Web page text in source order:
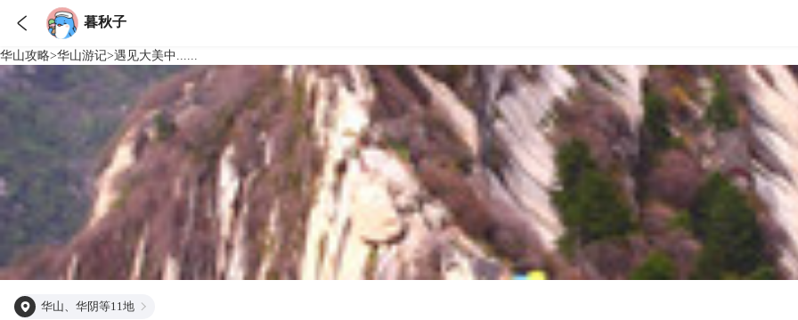
 暮秋子
华山攻略>华山游记>遇见大美中......
华山、华阴等11地